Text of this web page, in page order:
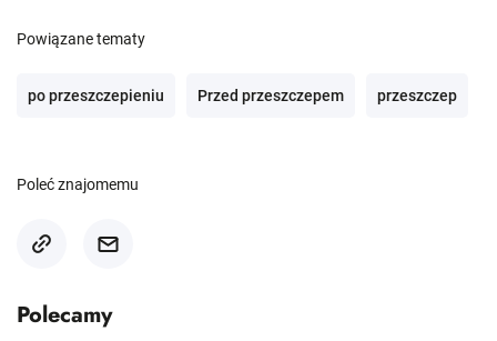
Powiązane tematy
po przeszczepieniu Przed przeszczepem przeszczep
Poleć znajomemu
Polecamy